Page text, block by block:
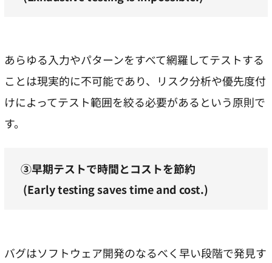
あらゆる入力やパターンをすべて網羅してテストする
ことは現実的に不可能であり、リスク分析や優先度付
けによってテスト範囲を絞る必要があるという原則で
す。
③早期テストで時間とコストを節約
(Early testing saves time and cost.)
バグはソフトウェア開発のなるべく早い段階で発見す